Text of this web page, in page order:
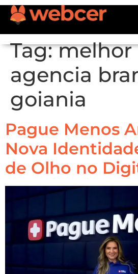
Tag:melhor
agencia
goiania
Pague Menos
Nova
de Olho no